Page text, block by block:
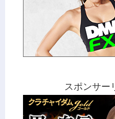
スポンサー